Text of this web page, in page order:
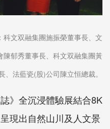
文双融集團施振榮董事長、文
郁秀董事長、科文双融集團黃
、法藍瓷(股)公司陳立恒總裁。
》全沉浸體驗展結合8K
現出自然山川及人文景